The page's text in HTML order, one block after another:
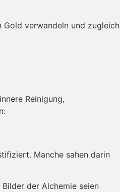
Gold verwandeln und zugleich
Reinigung,
Manche sahen darin
der Alchemie seien